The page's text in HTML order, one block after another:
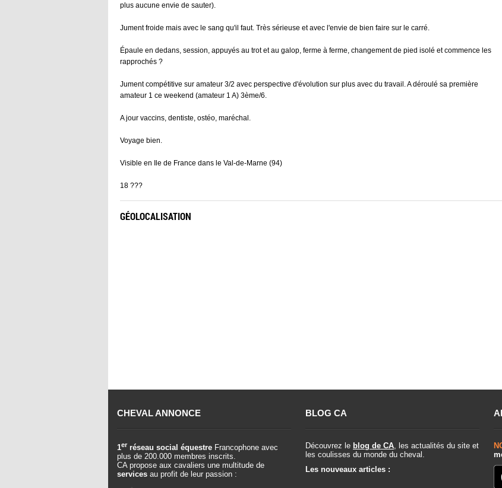
plus aucune envie de sauter).
Jument froide mais avec le sang qu'il faut. Très sérieuse et avec l'envie de bien faire sur le carré.
Épaule en dedans, session, appuyés au trot et au galop, ferme à ferme, changement de pied isolé et commence les
rapprochés ?
Jument compétitive sur amateur 3/2 avec perspective d'évolution sur plus avec du travail. A déroulé sa première
amateur 1 ce weekend (amateur 1 A) 3ème/6.
A jour vaccins, dentiste, ostéo, maréchal.
Voyage bien.
Visible en Ile de France dans le Val-de-Marne (94)
18 ???
GÉOLOCALISATION
CHEVAL ANNONCE
1er réseau social équestre Francophone avec
plus de 200.000 membres inscrits.
CA propose aux cavaliers une multitude de
services au profit de leur passion :
BLOG CA
Découvrez le blog de CA , les actualités du site et
les coulisses du monde du cheval.
Les nouveaux articles :